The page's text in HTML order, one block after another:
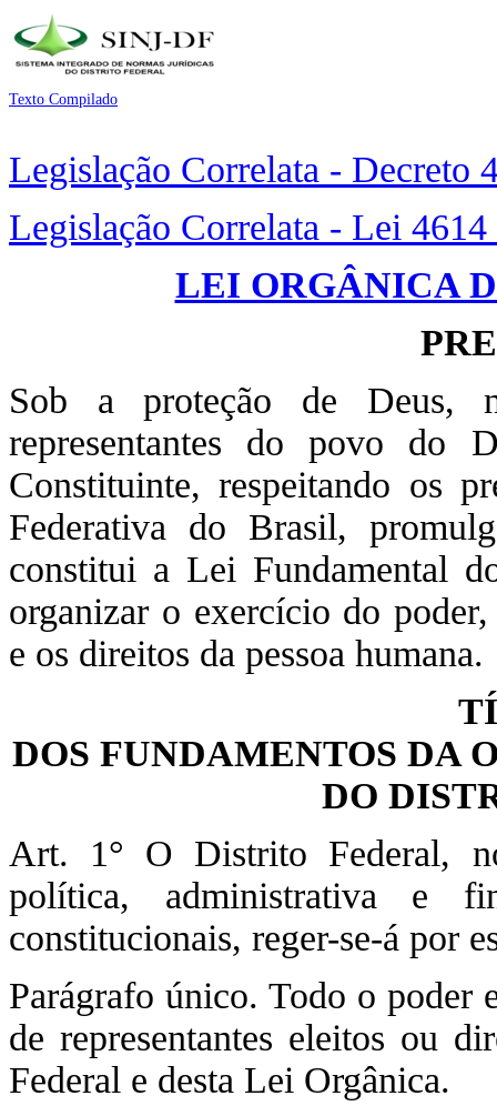
Texto Compilado
Legislação Correlata - Decreto
Legislação Correlata - Lei
LEI ORGÂNICA
Sob a proteção de Deus,
representantes do povo do
Constituinte, respeitando os
Federativa do Brasil,
constitui a Lei Fundamental
organizar o exercício do
e os direitos da pessoa humana.
DOS FUNDAMENTOS DA
DO
Art. 1° O Distrito Federal,
política, administrativa e
constitucionais, reger-se-á por
Parágrafo único. Todo o poder
de representantes eleitos ou
Federal e desta Lei Orgânica.